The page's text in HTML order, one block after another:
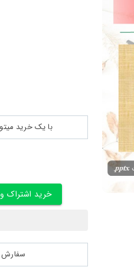
با یک خرید میتوانید 35 نقشه پلان جزییات و ... را بین 180560 نقشه به
خرید اشتراک و
سفارش